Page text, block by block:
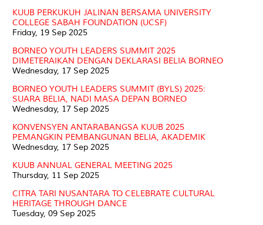
KUUB PERKUKUH JALINAN BERSAMA UNIVERSITY
COLLEGE SABAH FOUNDATION (UCSF)
Friday, 19 Sep 2025
BORNEO YOUTH LEADERS SUMMIT 2025
DIMETERAIKAN DENGAN DEKLARASI BELIA BORNEO
Wednesday, 17 Sep 2025
BORNEO YOUTH LEADERS SUMMIT (BYLS) 2025:
SUARA BELIA, NADI MASA DEPAN BORNEO
Wednesday, 17 Sep 2025
KONVENSYEN ANTARABANGSA KUUB 2025
PEMANGKIN PEMBANGUNAN BELIA, AKADEMIK
Wednesday, 17 Sep 2025
KUUB ANNUAL GENERAL MEETING 2025
Thursday, 11 Sep 2025
CITRA TARI NUSANTARA TO CELEBRATE CULTURAL
HERITAGE THROUGH DANCE
Tuesday, 09 Sep 2025